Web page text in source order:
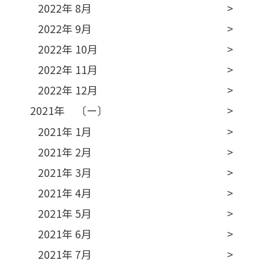
2022年 8月
2022年 9月
2022年 10月
2022年 11月
2022年 12月
2021年 〔ー〕
2021年 1月
2021年 2月
2021年 3月
2021年 4月
2021年 5月
2021年 6月
2021年 7月